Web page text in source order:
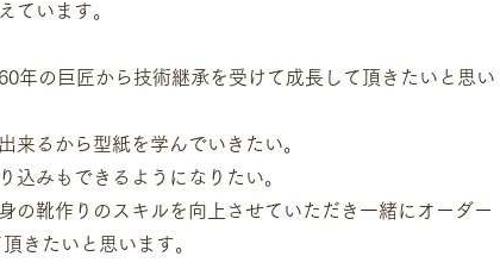
ています。
年の巨匠から技術継承を受けて成長して頂きたいと思い
来るから型紙を学んでいきたい。
込みもできるようになりたい。
の靴作りのスキルを向上させていただき一緒にオーダー
きたいと思います。